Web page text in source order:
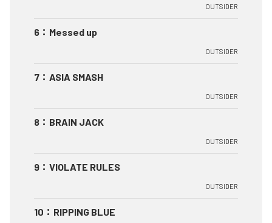
OUTSIDER
6 ： Messed up
OUTSIDER
7 ： ASIA SMASH
OUTSIDER
8 ： BRAIN JACK
OUTSIDER
9 ： VIOLATE RULES
OUTSIDER
10 ： RIPPING BLUE